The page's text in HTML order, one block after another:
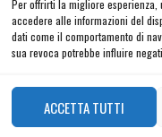
Per offrirti la migliore
accedere alle informazioni del
dati come il comportamento di
sua revoca potrebbe influire
ACCETTA TUTTI
Privacy